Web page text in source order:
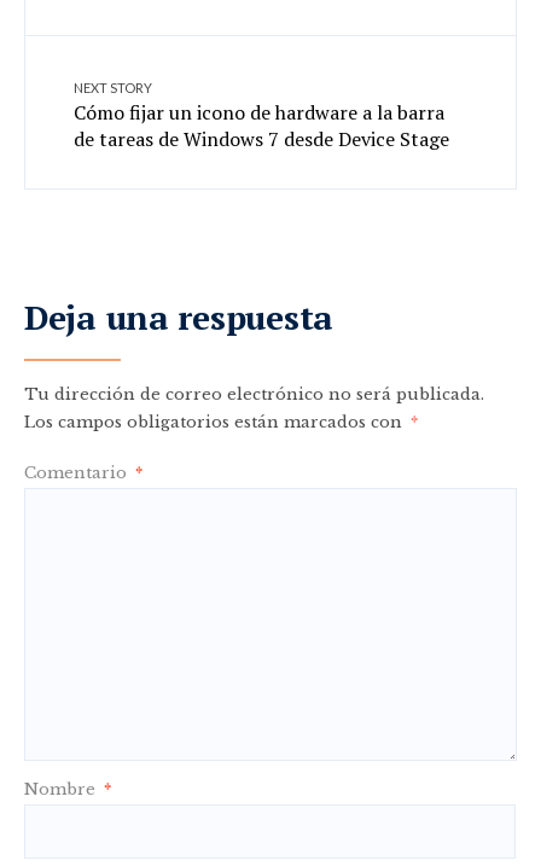
NEXT STORY
Cómo fijar un icono de hardware a la barra
de tareas de Windows 7 desde Device Stage
Deja una respuesta
Tu dirección de correo electrónico no será publicada.
Los campos obligatorios están marcados con *
Comentario *
Nombre *